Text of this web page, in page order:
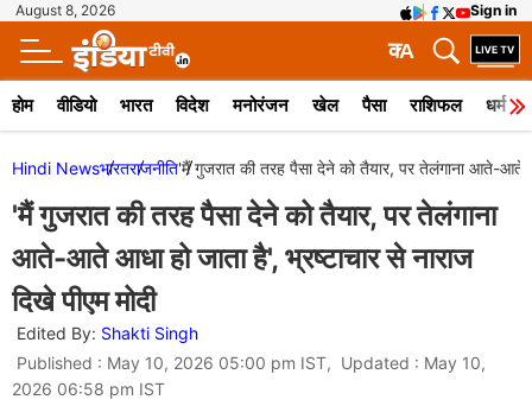
August 8, 2026 Sign in
A
क
होम वीडियो भारत विदेश मनोरंजन खेल पैसा राशिफल धर्म
Hindi Newsभारतराजनीति'मैं गुजरात की तरह पैसा देने को तैयार, पर तेलंगाना आते-आते
'मैं गुजरात की तरह पैसा देने को तैयार, पर तेलंगाना
आते-आते आधा हो जाता है', भ्रष्टाचार से नाराज
दिखे पीएम मोदी
Edited By: Shakti Singh
Published : May 10, 2026 05:00 pm IST, Updated : May 10,
2026 06:58 pm IST